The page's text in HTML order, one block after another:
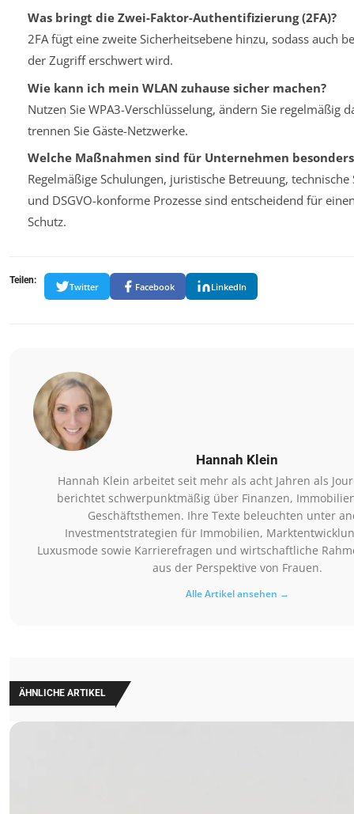
Was bringt die Zwei-Faktor-Authentifizierung (2FA)?
2FA fügt eine zweite Sicherheitsebene hinzu, sodass auch
der Zugriff erschwert wird.
Wie kann ich mein WLAN zuhause sicher machen?
Nutzen Sie WPA3-Verschlüsselung, ändern Sie regelmäßig
trennen Sie Gäste-Netzwerke.
Welche Maßnahmen sind für Unternehmen
Regelmäßige Schulungen, juristische Betreuung,
und DSGVO-konforme Prozesse sind entscheidend für
Schutz.
Teilen:
Twitter Facebook LinkedIn
Hannah Klein
Hannah Klein arbeitet seit mehr als acht Jahren als
berichtet schwerpunktmäßig über Finanzen,
Geschäftsthemen. Ihre Texte beleuchten unter
Investmentstrategien für Immobilien,
Luxusmode sowie Karrierefragen und wirtschaftliche
aus der Perspektive von Frauen.
Alle Artikel ansehen →
ÄHNLICHE ARTIKEL